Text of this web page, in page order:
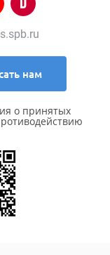
нам
о принятых